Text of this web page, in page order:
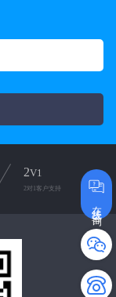
在线咨询
2V1
2对1客户支持